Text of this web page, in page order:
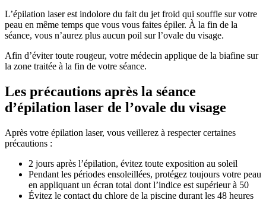
L’épilation laser est indolore du fait du jet froid qui souffle sur votre
peau en même temps que vous vous faites épiler. À la fin de la
séance, vous n’aurez plus aucun poil sur l’ovale du visage.
Afin d’éviter toute rougeur, votre médecin applique de la biafine sur
la zone traitée à la fin de votre séance.
Les précautions après la séance
d’épilation laser de l’ovale du visage
Après votre épilation laser, vous veillerez à respecter certaines
précautions :
2 jours après l’épilation, évitez toute exposition au soleil
Pendant les périodes ensoleillées, protégez toujours votre peau
en appliquant un écran total dont l’indice est supérieur à 50
Évitez le contact du chlore de la piscine durant les 48 heures